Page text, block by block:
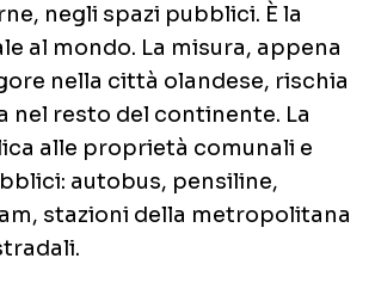
negli spazi pubblici. È la
al mondo. La misura, appena
nella città olandese, rischia
nel resto del continente. La
alle proprietà comunali e
autobus, pensiline,
stazioni della metropolitana